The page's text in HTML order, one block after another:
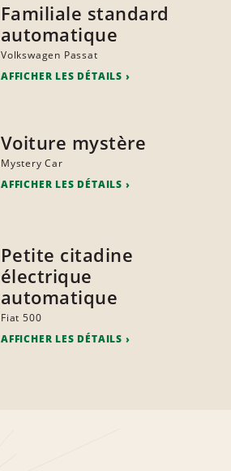
Familiale standard
automatique
Volkswagen Passat
AFFICHER LES DÉTAILS
Voiture mystère
Mystery Car
AFFICHER LES DÉTAILS
Petite citadine
électrique
automatique
Fiat 500
AFFICHER LES DÉTAILS